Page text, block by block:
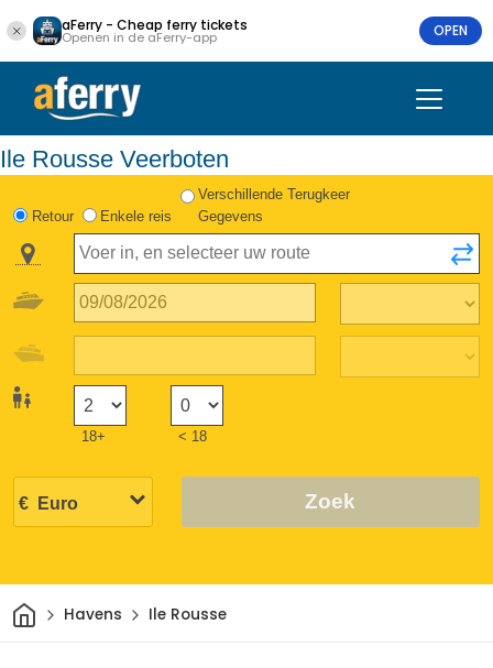
aFerry - Cheap ferry tickets
Openen in de aFerry-app OPEN
Ile Rousse Veerboten
Retour Enkele reis
Verschillende Terugkeer
Gegevens
18+ < 18
Zoek
ThuisHavens Ile Rousse